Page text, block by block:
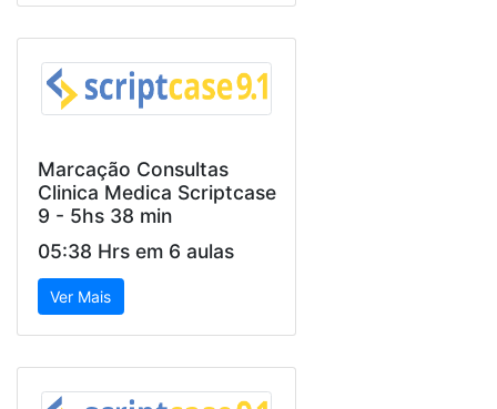
Marcação Consultas
Clinica Medica Scriptcase
9 - 5hs 38 min
05:38 Hrs em 6 aulas
Ver Mais